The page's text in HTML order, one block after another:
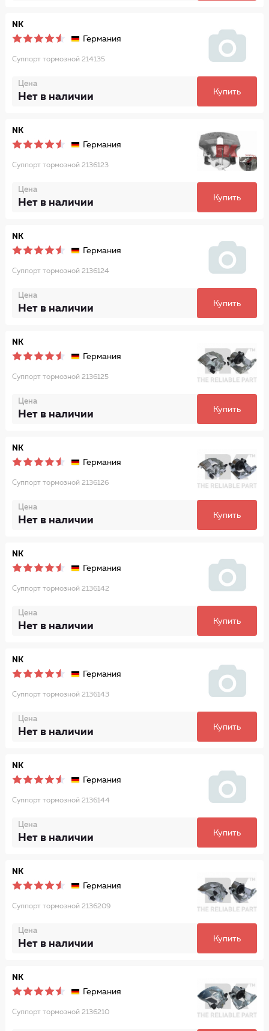
NK
Германия
Суппорт тормозной 214135
Цена
Нет в наличии Купить
NK
Германия
Суппорт тормозной 2136123
Цена
Нет в наличии Купить
NK
Германия
Суппорт тормозной 2136124
Цена
Нет в наличии Купить
NK
Германия
Суппорт тормозной 2136125
Цена
Нет в наличии Купить
NK
Германия
Суппорт тормозной 2136126
Цена
Нет в наличии Купить
NK
Германия
Суппорт тормозной 2136142
Цена
Нет в наличии Купить
NK
Германия
Суппорт тормозной 2136143
Цена
Нет в наличии Купить
NK
Германия
Суппорт тормозной 2136144
Цена
Нет в наличии Купить
NK
Германия
Суппорт тормозной 2136209
Цена
Нет в наличии Купить
NK
Германия
Суппорт тормозной 2136210